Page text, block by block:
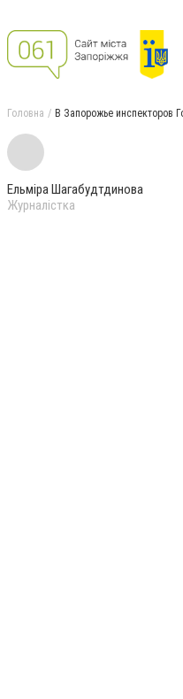
Головна В Запорожье инспекторов
Ельміра Шагабудтдинова
Журналістка